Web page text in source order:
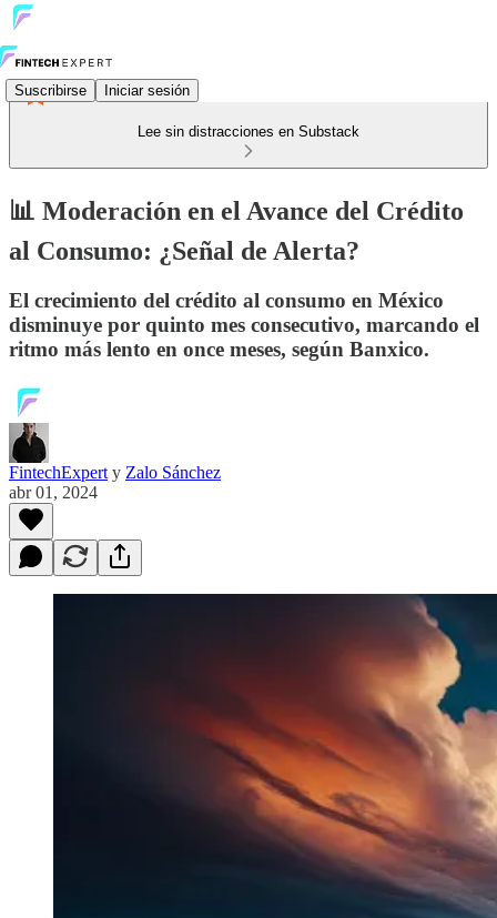
Suscribirse Iniciar sesión
Lee sin distracciones en Substack
📊 Moderación en el Avance del Crédito
al Consumo: ¿Señal de Alerta?
El crecimiento del crédito al consumo en México
disminuye por quinto mes consecutivo, marcando el
ritmo más lento en once meses, según Banxico.
FintechExpert y Zalo Sánchez
abr 01, 2024